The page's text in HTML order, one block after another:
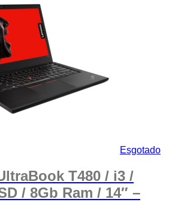
Esgotado
T480 / i3 /
/ 8Gb Ram / 14″ –